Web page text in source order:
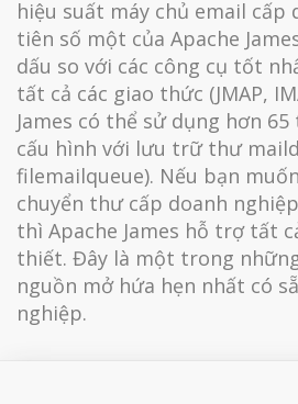
hiệu suất máy chủ email cấp
tiên số một của Apache
dấu so với các công cụ tốt
tất cả các giao thức (JMAP,
James có thể sử dụng hơn
cấu hình với lưu trữ thư
filemailqueue). Nếu bạn
chuyển thư cấp doanh
thì Apache James hỗ trợ tất
thiết. Đây là một trong
nguồn mở hứa hẹn nhất có
nghiệp.